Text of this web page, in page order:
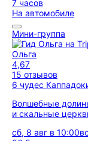
7 часов
На автомобиле
Мини-группа
Ольга
4,67
15 отзывов
6 чудес
Волшебные
и скальные
сб, 8 авг в 10:00